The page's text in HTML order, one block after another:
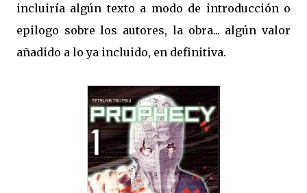
incluiría algún texto a modo de introducción o
epilogo sobre los autores, la obra... algún valor
añadido a lo ya incluido, en definitiva.